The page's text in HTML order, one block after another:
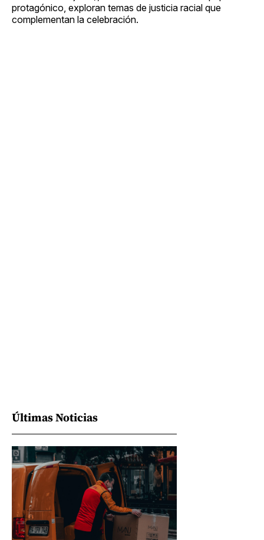
protagónico, exploran temas de justicia racial que
complementan la celebración.
Últimas Noticias